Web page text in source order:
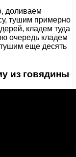
доливаем
тушим примерно
кладем туда
очередь кладем
еще десять
из говядины